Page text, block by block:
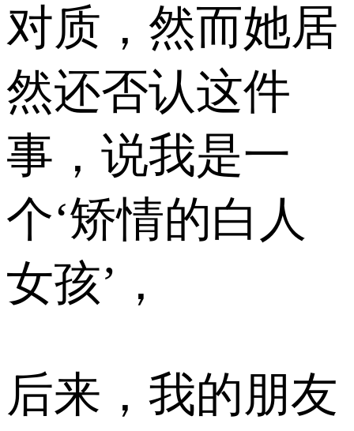
对质，然而她居
然还否认这件
事，说我是一
个‘矫情的白人
女孩’，
后来，我的朋友